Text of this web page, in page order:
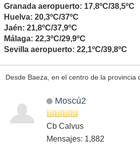
Granada aeropuerto: 17,8ºC/38,5ºC
Huelva: 20,3ºC/37ºC
Jaén: 21,8ºC/37,9ºC
Málaga: 22,3ºC/29,9ºC
Sevilla aeropuerto: 22,1ºC/39,8ºC
Desde Baeza, en el centro de la provincia
Moscú2
Cb Calvus
Mensajes: 1,882